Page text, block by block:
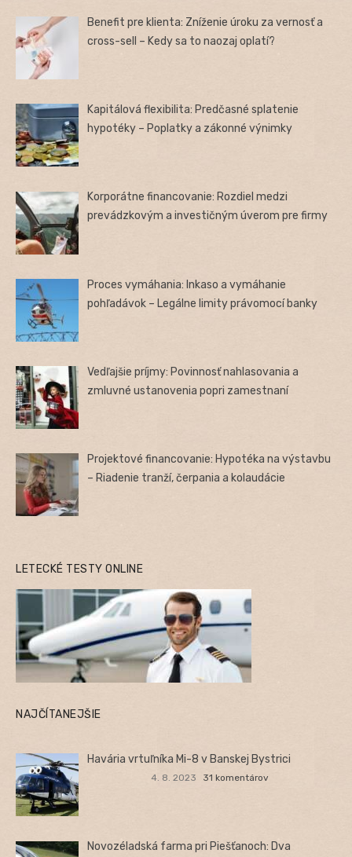
Benefit pre klienta: Zníženie úroku za vernosť a
cross-sell – Kedy sa to naozaj oplatí?
Kapitálová flexibilita: Predčasné splatenie
hypotéky – Poplatky a zákonné výnimky
Korporátne financovanie: Rozdiel medzi
prevádzkovým a investičným úverom pre firmy
Proces vymáhania: Inkaso a vymáhanie
pohľadávok – Legálne limity právomocí banky
Vedľajšie príjmy: Povinnosť nahlasovania a
zmluvné ustanovenia popri zamestnaní
Projektové financovanie: Hypotéka na výstavbu
– Riadenie tranží, čerpania a kolaudácie
LETECKÉ TESTY ONLINE
NAJČÍTANEJŠIE
Havária vrtuľníka Mi-8 v Banskej Bystrici
4. 8. 2023 31 komentárov
Novozéladská farma pri Piešťanoch: Dva